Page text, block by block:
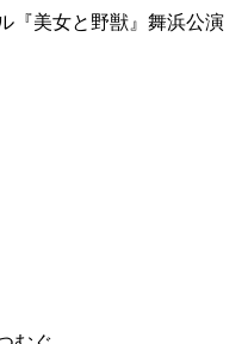
『美女と野獣』舞浜公演